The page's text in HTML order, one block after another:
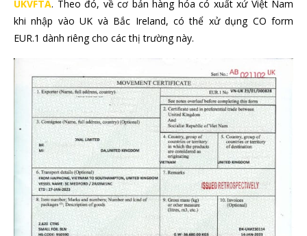
UKVFTA. Theo đó, về cơ bản hàng hóa có xuất xứ Việt Nam
khi nhập vào UK và Bắc Ireland, có thể xử dụng CO form
EUR.1 dành riêng cho các thị trường này.